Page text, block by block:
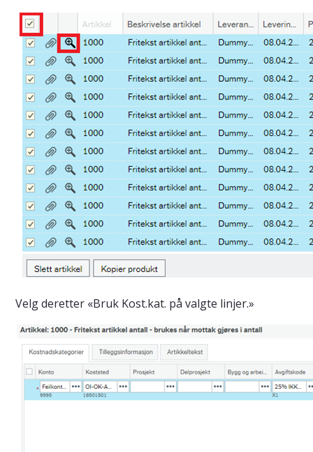
Velg deretter «Bruk Kost.kat. på valgte linjer.»